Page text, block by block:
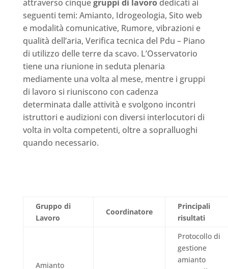
attraverso cinquegruppi di lavoro dedicati ai
seguenti temi: Amianto, Idrogeologia, Sito web
e modalità comunicative, Rumore, vibrazioni e
qualità dell’aria, Verifica tecnica del Pdu – Piano
di utilizzo delle terre da scavo. L’Osservatorio
tiene una riunione in seduta plenaria
mediamente una volta al mese, mentre i gruppi
di lavoro si riuniscono con cadenza
determinata dalle attività e svolgono incontri
istruttori e audizioni con diversi interlocutori di
volta in volta competenti, oltre a sopralluoghi
quando necessario.
Gruppo di
Lavoro
Coordinatore
Principali
risultati
Amianto
Protocollo di
gestione
amianto